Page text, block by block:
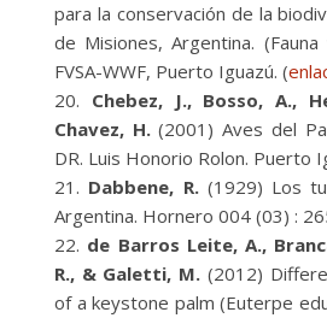
para la conservación de la
de Misiones, Argentina.
FVSA-WWF, Puerto Iguazú. (
Chebez, J., Bosso, A.,
Chavez, H.(2001) Aves del
DR. Luis Honorio Rolon. Puerto
Dabbene, R.(1929) Los
Argentina. Hornero 004 (03) :
de Barros Leite, A.,
R., & Galetti, M. (2012)
of a keystone palm (Euterpe